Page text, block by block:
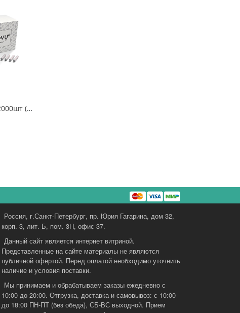
Валики ватные,2000шт (Benovy)
Россия, г.Санкт-Петербург, пр. Юрия Гагарина, дом 32,
корп. 3, лит. Б, пом. 3Н, офис 37.
Данный сайт является интернет витриной.
Представленные на сайте материалы не являются
публичной офертой. Перед оплатой необходимо уточнить
наличие и условия поставки.
Мы принимаем и обрабатываем заказы ежедневно с
10:00 до 20:00. Отгрузка, доставка и самовывоз: с 10:00
до 18:00 ПН-ПТ (без обеда), СБ-ВС выходной. Прием